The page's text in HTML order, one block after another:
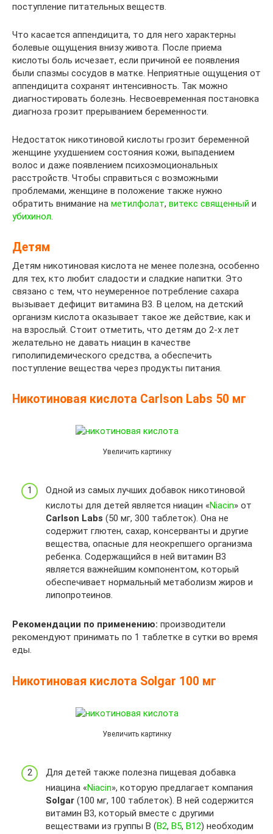
поступление питательных веществ.
Что касается аппендицита, то для него характерны
болевые ощущения внизу живота. После приема
кислоты боль исчезает, если причиной ее появления
были спазмы сосудов в матке. Неприятные ощущения от
аппендицита сохранят интенсивность. Так можно
диагностировать болезнь. Несвоевременная постановка
диагноза грозит прерыванием беременности.
Недостаток никотиновой кислоты грозит беременной
женщине ухудшением состояния кожи, выпадением
волос и даже появлением психоэмоциональных
расстройств. Чтобы справиться с возможными
проблемами, женщине в положение также нужно
обратить внимание на метилфолат, витекс священный и
убихинол.
Детям
Детям никотиновая кислота не менее полезна, особенно
для тех, кто любит сладости и сладкие напитки. Это
связано с тем, что неумеренное потребление сахара
вызывает дефицит витамина B3. В целом, на детский
организм кислота оказывает такое же действие, как и
на взрослый. Стоит отметить, что детям до 2-х лет
желательно не давать ниацин в качестве
гиполипидемического средства, а обеспечить
поступление вещества через продукты питания.
Никотиновая кислота Carlson Labs 50 мг
Увеличить картинку
Одной из самых лучших добавок никотиновой
кислоты для детей является ниацин «Niacin» от
Carlson Labs (50 мг, 300 таблеток). Она не
содержит глютен, сахар, консерванты и другие
вещества, опасные для неокрепшего организма
ребенка. Содержащийся в ней витамин B3
является важнейшим компонентом, который
обеспечивает нормальный метаболизм жиров и
липопротеинов.
Рекомендации по применению: производители
рекомендуют принимать по 1 таблетке в сутки во время
еды.
Никотиновая кислота Solgar 100 мг
Увеличить картинку
Для детей также полезна пищевая добавка
ниацина «Niacin», которую предлагает компания
Solgar (100 мг, 100 таблеток). В ней содержится
витамин B3, который вместе с другими
веществами из группы B (B2, B5, B12) необходим